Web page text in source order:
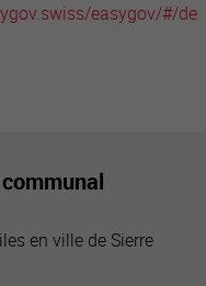
easygov/#/de
en ville de Sierre